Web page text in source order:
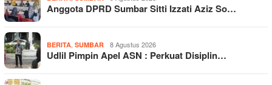
Anggota DPRD Sumbar Sitti Izzati Aziz So…
BERITA SUMBAR 8 Agustus 2026
Udlil Pimpin Apel ASN : Perkuat Disiplin…